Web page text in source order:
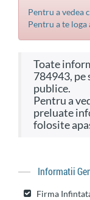
Pentru a vedea
Pentru a te loga
Toate informatiile despre firma ALP SA, CIF
784943,
publice.
Pentru a vedea sursele de unde au fost
preluate
folosite
Informatii
Firma